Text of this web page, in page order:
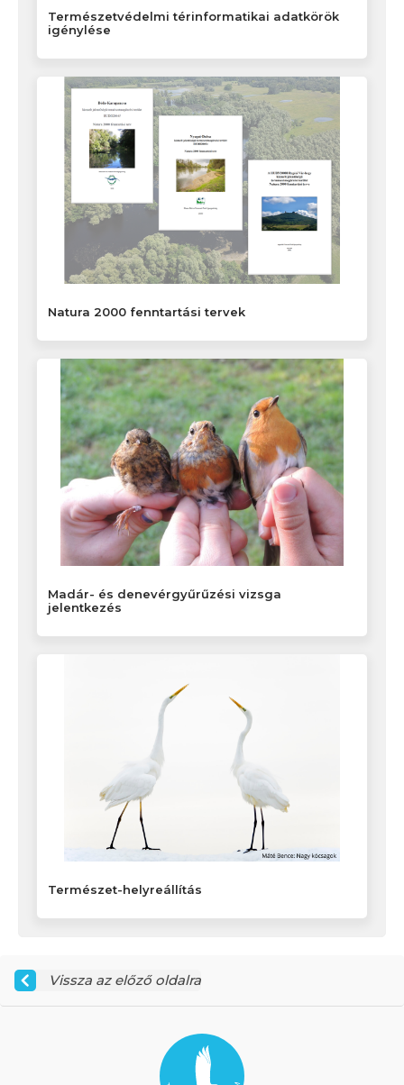
Természetvédelmi térinformatikai adatkörök
igénylése
Natura 2000 fenntartási tervek
Madár- és denevérgyűrűzési vizsga
jelentkezés
Természet-helyreállítás
Vissza az előző oldalra